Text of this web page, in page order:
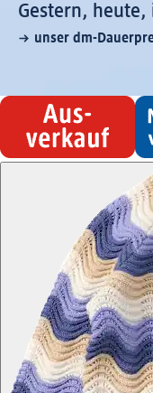
Gestern,
unser dm-